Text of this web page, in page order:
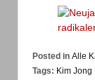
Posted in Alle
Tags: Kim Jong